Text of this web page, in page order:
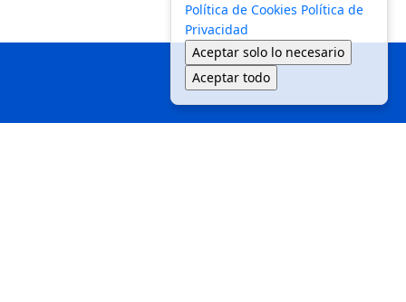
Política de Cookies Política de
Privacidad
Aceptar solo lo necesario
Aceptar todo